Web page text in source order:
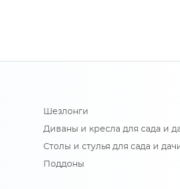
Шезлонги
Диваны и кресла для сада и
Столы и стулья для сада и
Поддоны